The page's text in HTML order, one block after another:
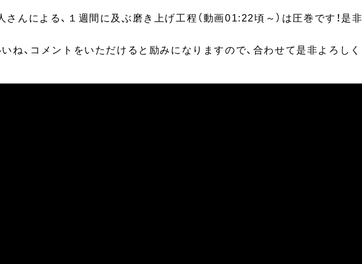
さんによる、１週間に及ぶ磨き上げ工程（動画01:22頃～）は圧巻です！是
いね、コメントをいただけると励みになりますので、合わせて是非よろしく